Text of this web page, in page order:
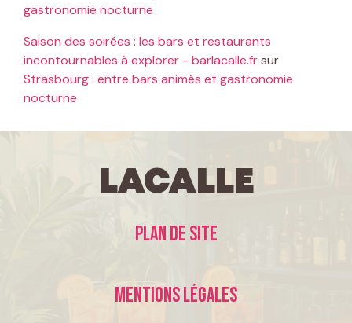
gastronomie nocturne
Saison des soirées : les bars et restaurants
incontournables à explorer - barlacalle.frsur
Strasbourg : entre bars animés et gastronomie
nocturne
LaCalle
Plan de site
Mentions légales